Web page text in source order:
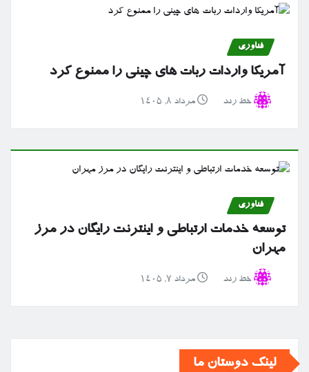
فناوری
آمریکا واردات ربات های چینی را ممنوع کرد
خط رند مرداد ۸, ۱۴۰۵
فناوری
توسعه خدمات ارتباطی و اینترنت رایگان در مرز
مهران
خط رند مرداد ۷, ۱۴۰۵
لینک دوستان ما